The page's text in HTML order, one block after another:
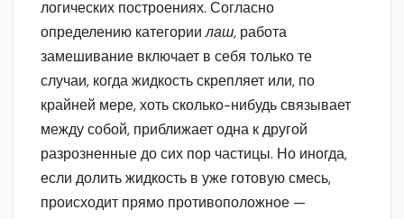
логических построениях. Согласно
определению категориилаш, работа
замешивание включает в себя только те
случаи, когда жидкость скрепляет или, по
крайней мере, хоть сколько-нибудь связывает
между собой, приближает одна к другой
разрозненные до сих пор частицы. Но иногда,
если долить жидкость в уже готовую смесь,
происходит прямо противоположное —